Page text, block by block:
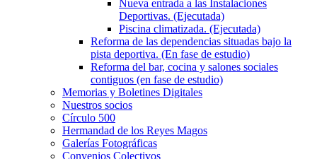
Nueva entrada a las Instalaciones
Deportivas. (Ejecutada)
Piscina climatizada. (Ejecutada)
Reforma de las dependencias situadas bajo la
pista deportiva. (En fase de estudio)
Reforma del bar, cocina y salones sociales
contiguos (en fase de estudio)
Memorias y Boletines Digitales
Nuestros socios
Círculo 500
Hermandad de los Reyes Magos
Galerías Fotográficas
Convenios Colectivos